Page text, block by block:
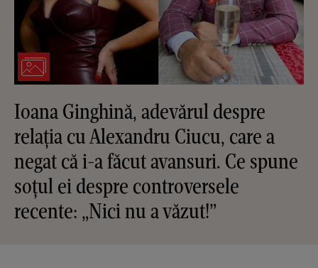
Ioana Ginghină, adevărul despre
relația cu Alexandru Ciucu, care a
negat că i-a făcut avansuri. Ce spune
soțul ei despre controversele
recente: „Nici nu a văzut!”